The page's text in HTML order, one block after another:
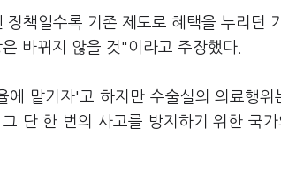
책일수록 기존 제도로 혜택을 누리던
바뀌지 않을 것"이라고 주장했다.
에 맡기자'고 하지만 수술실의 의료행
단 한 번의 사고를 방지하기 위한 국